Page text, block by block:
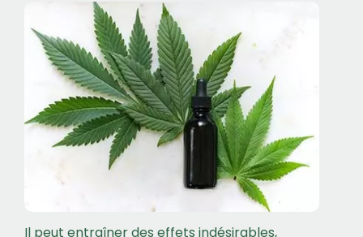
Il peut entraîner des effets indésirables,